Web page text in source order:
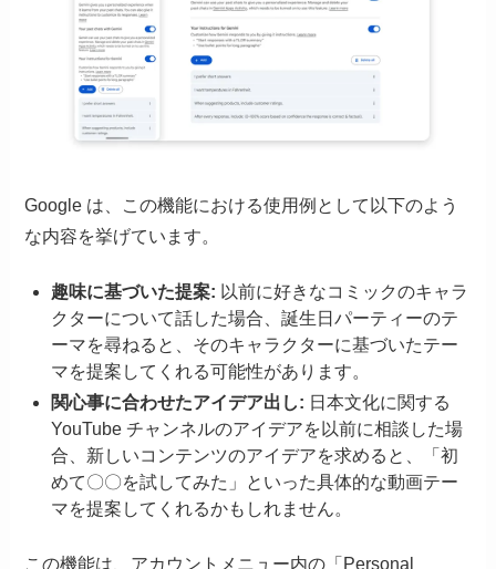
Google は、この機能における使用例として以下のよう
な内容を挙げています。
趣味に基づいた提案: 以前に好きなコミックのキャラ
クターについて話した場合、誕生日パーティーのテ
ーマを尋ねると、そのキャラクターに基づいたテー
マを提案してくれる可能性があります。
関心事に合わせたアイデア出し: 日本文化に関する
YouTube チャンネルのアイデアを以前に相談した場
合、新しいコンテンツのアイデアを求めると、「初
めて〇〇を試してみた」といった具体的な動画テー
マを提案してくれるかもしれません。
この機能は、アカウントメニュー内の「Personal